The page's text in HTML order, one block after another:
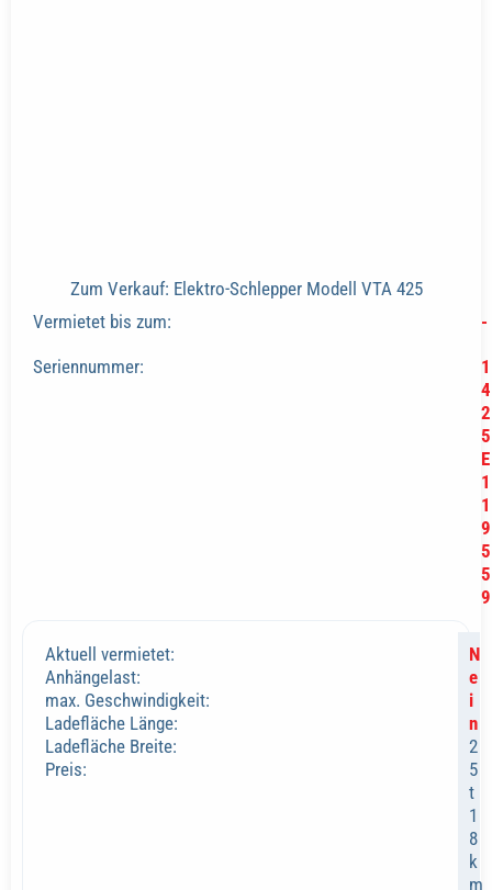
Zum Verkauf: Elektro-Schlepper Modell VTA 425
Vermietet bis zum:
-
Seriennummer:
1
4
2
5
E
1
1
9
5
5
9
Aktuell vermietet:
Anhängelast:
max. Geschwindigkeit:
Ladefläche Länge:
Ladefläche Breite:
Preis:
N
e
i
n
2
5
t
1
8
k
m